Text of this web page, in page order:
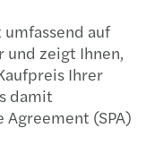
auf
und zeigt Ihnen,
Ihrer
damit
Agreement (SPA)